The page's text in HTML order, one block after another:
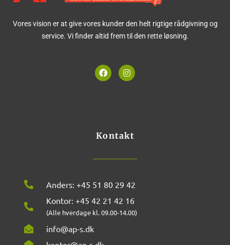
Vores vision er at give vores kunder den helt rigtige rådgivning og
service. Vi finder altid frem til den rette løsning.
F
a
I
n
m
Kontakt
Anders: +45 51 80 29 42
Kontor: +45 42 21 42 16
(Alle hverdage kl. 09.00-14.00)
info@ap-s.dk